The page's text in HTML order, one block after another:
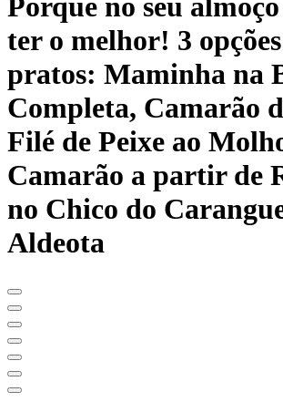
ter o melhor! 3
pratos: Maminha na
Completa, Camarão
Filé de Peixe ao
Camarão a partir de
no Chico do
Aldeota